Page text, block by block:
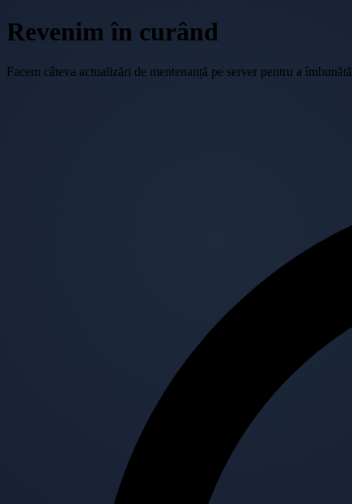
Revenim în curând
Facem câteva actualizări de mentenanță pe server pentru a